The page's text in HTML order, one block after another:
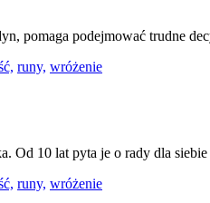
pomaga podejmować trudne
runy, wróżenie
Od 10 lat pyta je o rady dla
runy, wróżenie